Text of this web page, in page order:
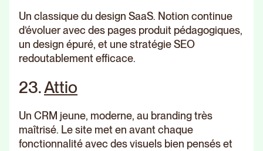
Un classique du design SaaS. Notion continue
d’évoluer avec des pages produit pédagogiques,
un design épuré, et une stratégie SEO
redoutablement efficace.
23.Attio
Un CRM jeune, moderne, au branding très
maîtrisé. Le site met en avant chaque
fonctionnalité avec des visuels bien pensés et